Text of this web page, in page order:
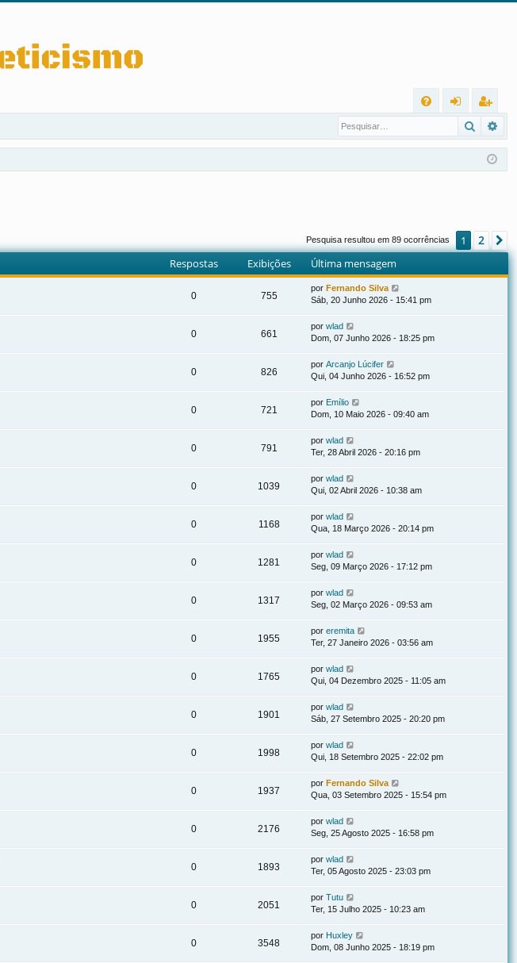
Q
ra
r
eg
ist
ra
Pesquisa resultou em 89 ocorrências 1 2
Respostas Exibições Última mensagem
0 755
por Fernando Silva
Sáb, 20 Junho 2026 - 15:41 pm
0 661
por wlad
Dom, 07 Junho 2026 - 18:25 pm
0 826
por Arcanjo Lúcifer
Qui, 04 Junho 2026 - 16:52 pm
0 721
por Emílio
Dom, 10 Maio 2026 - 09:40 am
0 791
por wlad
Ter, 28 Abril 2026 - 20:16 pm
0 1039
por wlad
Qui, 02 Abril 2026 - 10:38 am
0 1168
por wlad
Qua, 18 Março 2026 - 20:14 pm
0 1281
por wlad
Seg, 09 Março 2026 - 17:12 pm
0 1317
por wlad
Seg, 02 Março 2026 - 09:53 am
0 1955
por eremita
Ter, 27 Janeiro 2026 - 03:56 am
0 1765
por wlad
Qui, 04 Dezembro 2025 - 11:05 am
0 1901
por wlad
Sáb, 27 Setembro 2025 - 20:20 pm
0 1998
por wlad
Qui, 18 Setembro 2025 - 22:02 pm
0 1937
por Fernando Silva
Qua, 03 Setembro 2025 - 15:54 pm
0 2176
por wlad
Seg, 25 Agosto 2025 - 16:58 pm
0 1893
por wlad
Ter, 05 Agosto 2025 - 23:03 pm
0 2051
por Tutu
Ter, 15 Julho 2025 - 10:23 am
0 3548
por Huxley
Dom, 08 Junho 2025 - 18:19 pm